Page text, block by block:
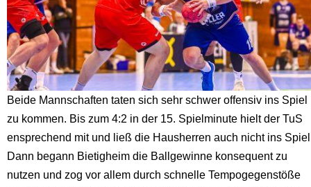
Beide Mannschaften taten sich sehr schwer offensiv ins Spiel
zu kommen. Bis zum 4:2 in der 15. Spielminute hielt der TuS
ensprechend mit und ließ die Hausherren auch nicht ins
Dann begann Bietigheim die Ballgewinne konsequent zu
nutzen und zog vor allem durch schnelle Tempogegenstöße